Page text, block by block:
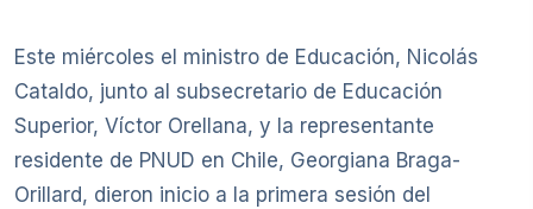
Este miércoles el ministro de Educación, Nicolás
Cataldo, junto al subsecretario de Educación
Superior, Víctor Orellana, y la representante
residente de PNUD en Chile, Georgiana Braga-
Orillard, dieron inicio a la primera sesión del